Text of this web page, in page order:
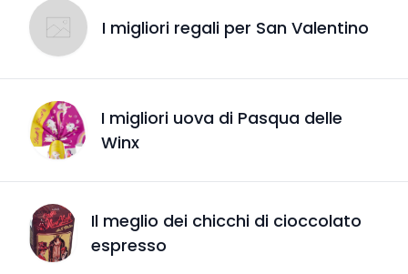
I migliori regali per San Valentino
I migliori uova di Pasqua delle
Winx
Il meglio dei chicchi di cioccolato
espresso